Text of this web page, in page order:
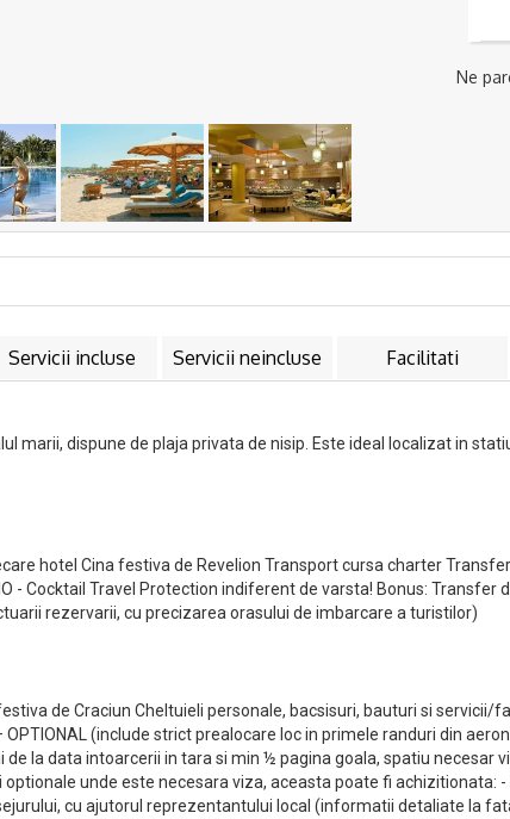
Ne
Servicii incluse Servicii neincluse Facilitati
marii, dispune de plaja privata de nisip. Este ideal localizat in
hotel Cina festiva de Revelion Transport cursa charter
- Cocktail Travel Protection indiferent de varsta! Bonus:
rezervarii, cu precizarea orasului de imbarcare a turistilor)
de Craciun Cheltuieli personale, bacsisuri, bauturi si
(include strict prealocare loc in primele randuri din
la data intoarcerii in tara si min ½ pagina goala, spatiu necesar
unde este necesara viza, aceasta poate fi achizitionata:
cu ajutorul reprezentantului local (informatii detaliate la